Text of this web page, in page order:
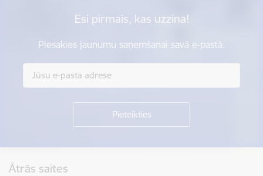
Esi pirmais, kas uzzina!
Piesakies jaunumu saņemšanai savā e-pastā.
Ātrās saites